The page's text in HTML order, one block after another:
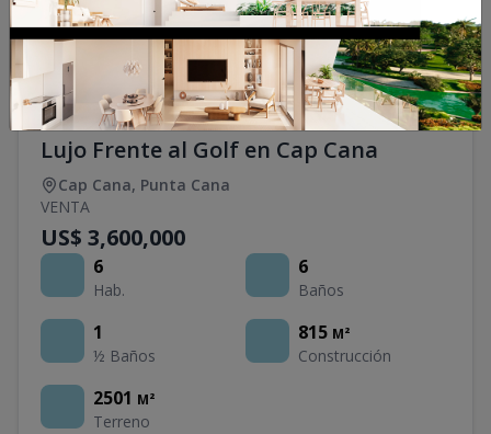
Villa Las Palmas 107 – Residencia de
Lujo Frente al Golf en Cap Cana
Cap Cana, Punta Cana
VENTA
US$ 3,600,000
6
Hab.
6
Baños
1
½ Baños
815 M²
Construcción
2501 M²
Terreno